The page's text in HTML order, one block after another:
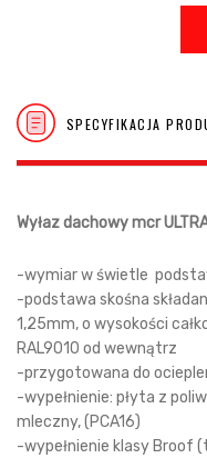
SPECYFIKACJA
Wyłaz dachowy mcr
-wymiar w świetle
-podstawa skośna
1,25mm, o wysokości
RAL9010 od wewnątrz
-przygotowana do
-wypełnienie: płyta z
mleczny, (PCA16)
-wypełnienie klasy Broof